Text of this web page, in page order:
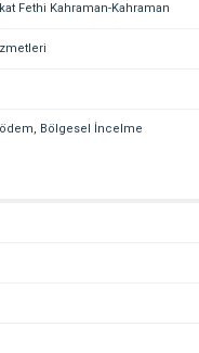
Fethi Kahraman-Kahraman
Bölgesel İncelme